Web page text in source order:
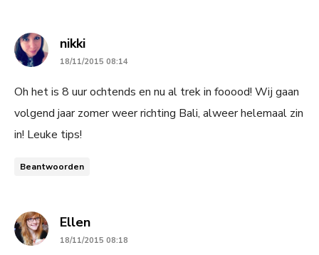
nikkisays:
18/11/2015 08:14
Oh het is 8 uur ochtends en nu al trek in fooood! Wij gaan
volgend jaar zomer weer richting Bali, alweer helemaal zin
in! Leuke tips!
Beantwoorden
Ellensays:
18/11/2015 08:18